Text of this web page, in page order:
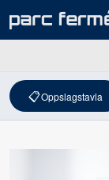
📋Oppslagstavla